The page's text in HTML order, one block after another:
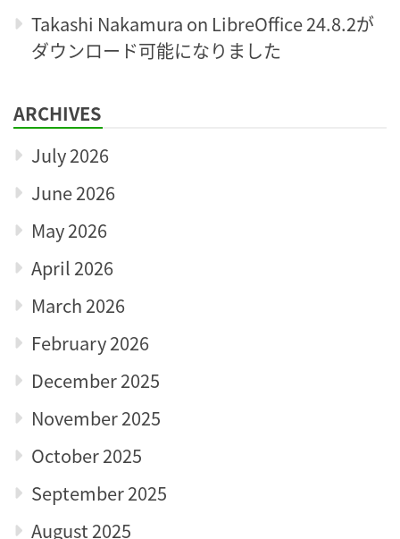
Takashi Nakamura on LibreOffice 24.8.2が
ダウンロード可能になりました
ARCHIVES
July 2026
June 2026
May 2026
April 2026
March 2026
February 2026
December 2025
November 2025
October 2025
September 2025
August 2025